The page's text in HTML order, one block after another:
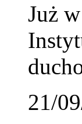
Już
21/